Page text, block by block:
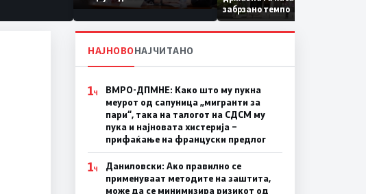
Коридор 8, Македонија
станува раскрсница на
Балканот
забрзано темпо
НАЈНОВОНАЈЧИТАНО
1Ч
ВМРО-ДПМНЕ: Како што му пукна
меурот од сапуница „мигранти за
пари“, така на талогот на СДСМ му
пука и најновата хистерија –
прифаќање на француски предлог
1Ч
Даниловски: Ако правилно се
применуваат методите на заштита,
може да се минимизира ризикот од